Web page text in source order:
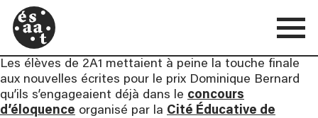
Les élèves de 2A1 mettaient à peine la touche finale
aux nouvelles écrites pour le prix Dominique Bernard
qu’ils s’engageaient déjà dans le concours
d’éloquence organisé par la Cité Éducative de